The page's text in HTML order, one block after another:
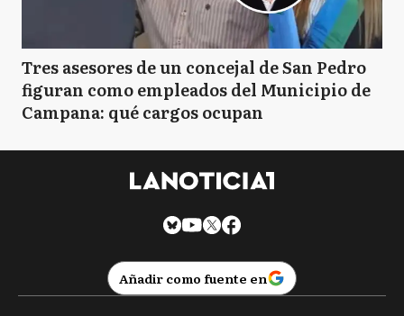
Tres asesores de un concejal de San Pedro
figuran como empleados del Municipio de
Campana: qué cargos ocupan
Añadir como fuente en